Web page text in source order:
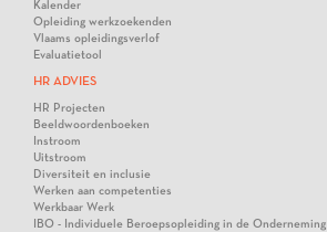
Kalender
Opleiding werkzoekenden
Vlaams opleidingsverlof
Evaluatietool
HR ADVIES
HR Projecten
Beeldwoordenboeken
Instroom
Uitstroom
Diversiteit en inclusie
Werken aan competenties
Werkbaar Werk
IBO - Individuele Beroepsopleiding in de Onderneming